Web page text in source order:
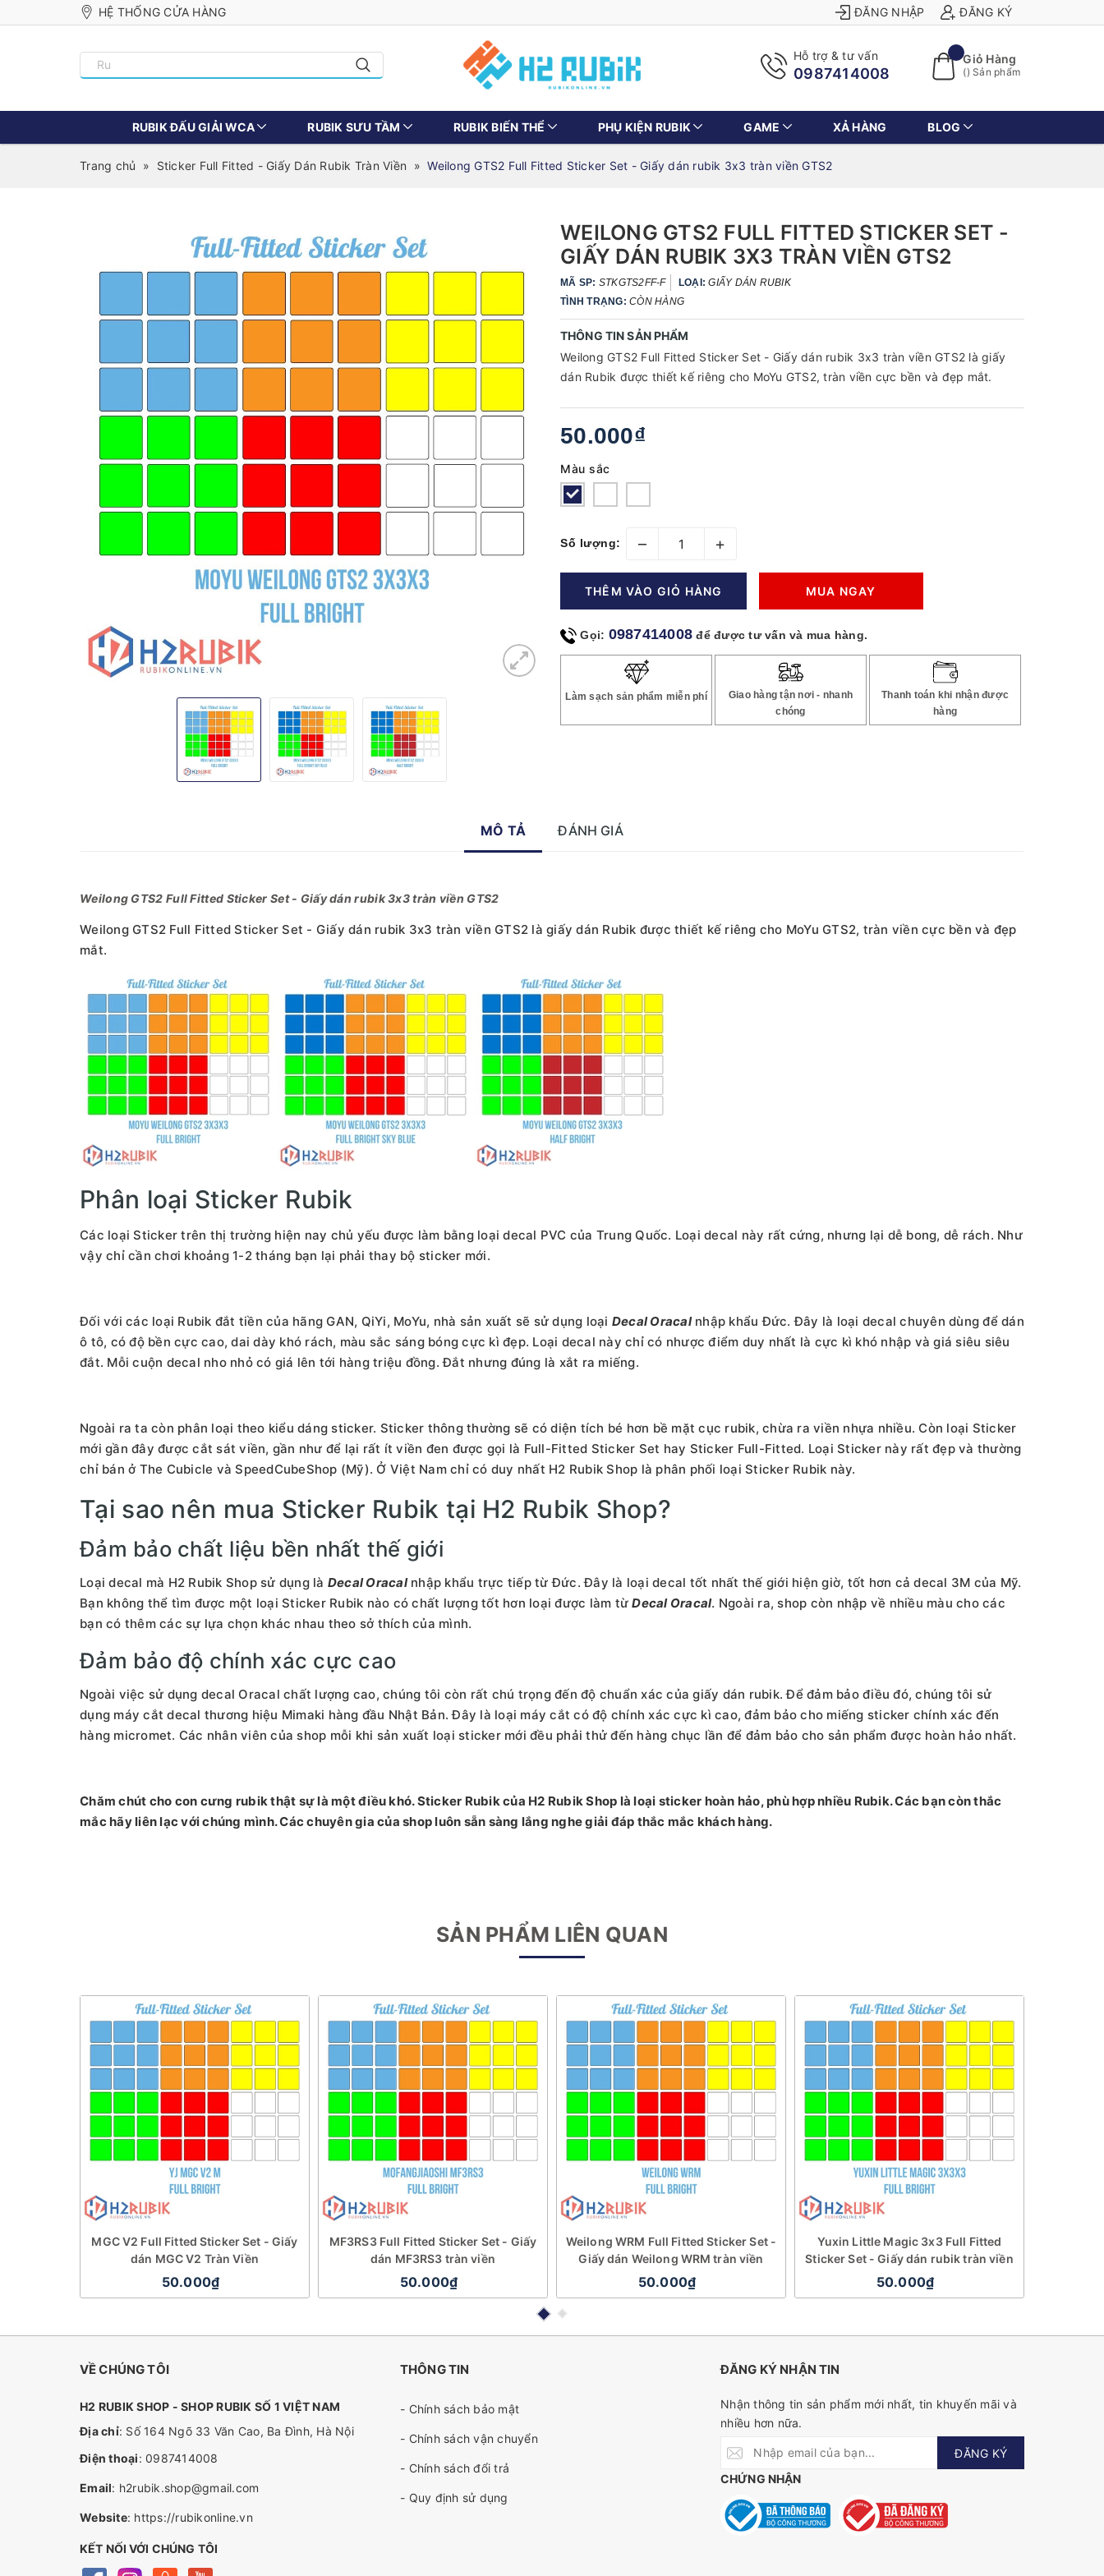
HỆ THỐNG CỬA HÀNG ĐĂNG NHẬP ĐĂNG KÝ
Hỗ trợ & tư vấn
0987414008
Giỏ Hàng
() Sản phẩm
RUBIK ĐẤU GIẢI WCA RUBIK SƯU TẦM RUBIK BIẾN THỂ PHỤ KIỆN RUBIK GAME XẢ HÀNG BLOG
Trang chủ » Sticker Full Fitted - Giấy Dán Rubik Tràn Viền » Weilong GTS2 Full Fitted Sticker Set - Giấy dán rubik 3x3 tràn viền GTS2
WEILONG GTS2 FULL FITTED STICKER SET -
GIẤY DÁN RUBIK 3X3 TRÀN VIỀN GTS2
MÃ SP: STKGTS2FF-F LOẠI:GIẤY DÁN RUBIK
TÌNH TRẠNG: CÒN HÀNG
THÔNG TIN SẢN PHẨM
Weilong GTS2 Full Fitted Sticker Set - Giấy dán rubik 3x3 tràn viền GTS2 là giấy
dán Rubik được thiết kế riêng cho MoYu GTS2, tràn viền cực bền và đẹp mắt.
50.000₫
Màu sắc
Số lượng: – +
THÊM VÀO GIỎ HÀNG MUA NGAY
Gọi: 0987414008 để được tư vấn và mua hàng.
Làm sạch sản phẩm miễn phí
Giao hàng tận nơi - nhanh
chóng
Thanh toán khi nhận được
hàng
MÔ TẢ ĐÁNH GIÁ
Weilong GTS2 Full Fitted Sticker Set - Giấy dán rubik 3x3 tràn viền GTS2
Weilong GTS2 Full Fitted Sticker Set - Giấy dán rubik 3x3 tràn viền GTS2 là giấy dán Rubik được thiết kế riêng cho MoYu GTS2, tràn viền cực bền và đẹp
mắt.
Phân loại Sticker Rubik
Các loại Sticker trên thị trường hiện nay chủ yếu được làm bằng loại decal PVC của Trung Quốc. Loại decal này rất cứng, nhưng lại dễ bong, dễ rách. Như
vậy chỉ cần chơi khoảng 1-2 tháng bạn lại phải thay bộ sticker mới.
Đối với các loại Rubik đắt tiền của hãng GAN, QiYi, MoYu, nhà sản xuất sẽ sử dụng loại Decal Oracalnhập khẩu Đức. Đây là loại decal chuyên dùng để dán
ô tô, có độ bền cực cao, dai dày khó rách, màu sắc sáng bóng cực kì đẹp. Loại decal này chỉ có nhược điểm duy nhất là cực kì khó nhập và giá siêu siêu
đắt. Mỗi cuộn decal nho nhỏ có giá lên tới hàng triệu đồng. Đắt nhưng đúng là xắt ra miếng.
Ngoài ra ta còn phân loại theo kiểu dáng sticker. Sticker thông thường sẽ có diện tích bé hơn bề mặt cục rubik, chừa ra viền nhựa nhiều. Còn loại Sticker
mới gần đây được cắt sát viền, gần như để lại rất ít viền đen được gọi là Full-Fitted Sticker Set hay Sticker Full-Fitted. Loại Sticker này rất đẹp và thường
chỉ bán ở The Cubicle và SpeedCubeShop (Mỹ). Ở Việt Nam chỉ có duy nhất H2 Rubik Shop là phân phối loại Sticker Rubik này.
Tại sao nên mua Sticker Rubik tại H2 Rubik Shop?
Đảm bảo chất liệu bền nhất thế giới
Loại decal mà H2 Rubik Shop sử dụng là Decal Oracalnhập khẩu trực tiếp từ Đức. Đây là loại decal tốt nhất thế giới hiện giờ, tốt hơn cả decal 3M của Mỹ.
Bạn không thể tìm được một loại Sticker Rubik nào có chất lượng tốt hơn loại được làm từDecal Oracal. Ngoài ra, shop còn nhập về nhiều màu cho các
bạn có thêm các sự lựa chọn khác nhau theo sở thích của mình.
Đảm bảo độ chính xác cực cao
Ngoài việc sử dụng decal Oracal chất lượng cao, chúng tôi còn rất chú trọng đến độ chuẩn xác của giấy dán rubik. Để đảm bảo điều đó, chúng tôi sử
dụng máy cắt decal thương hiệu Mimaki hàng đầu Nhật Bản. Đây là loại máy cắt có độ chính xác cực kì cao, đảm bảo cho miếng sticker chính xác đến
hàng micromet. Các nhân viên của shop mỗi khi sản xuất loại sticker mới đều phải thử đến hàng chục lần để đảm bảo cho sản phẩm được hoàn hảo nhất.
Chăm chút cho con cưng rubik thật sự là một điều khó. Sticker Rubik của H2 Rubik Shop là loại sticker hoàn hảo, phù hợp nhiều Rubik. Các bạn còn thắc
mắc hãy liên lạc với chúng mình. Các chuyên gia của shop luôn sẵn sàng lắng nghe giải đáp thắc mắc khách hàng.
SẢN PHẨM LIÊN QUAN
MGC V2 Full Fitted Sticker Set - Giấy
dán MGC V2 Tràn Viền
50.000₫
MF3RS3 Full Fitted Sticker Set - Giấy
dán MF3RS3 tràn viền
50.000₫
Weilong WRM Full Fitted Sticker Set -
Giấy dán Weilong WRM tràn viền
50.000₫
Yuxin Little Magic 3x3 Full Fitted
Sticker Set - Giấy dán rubik tràn viền
50.000₫
VỀ CHÚNG TÔI
H2 RUBIK SHOP - SHOP RUBIK SỐ 1 VIỆT NAM
Địa chỉ: Số 164 Ngõ 33 Văn Cao, Ba Đình, Hà Nội
Điện thoại: 0987414008
Email: h2rubik.shop@gmail.com
Website: https://rubikonline.vn
KẾT NỐI VỚI CHÚNG TÔI
THÔNG TIN
- Chính sách bảo mật
- Chính sách vận chuyển
- Chính sách đổi trả
- Quy định sử dụng
ĐĂNG KÝ NHẬN TIN
Nhận thông tin sản phẩm mới nhất, tin khuyến mãi và
nhiều hơn nữa.
ĐĂNG KÝ
CHỨNG NHẬN